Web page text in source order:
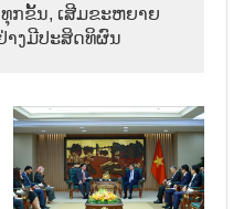
ກ​ຂັ້ນ, ເສີມ​ຂະ​ຫຍາຍ​
າງ​ມີ​ປະ​ສິດ​ທິ​ຜົນ